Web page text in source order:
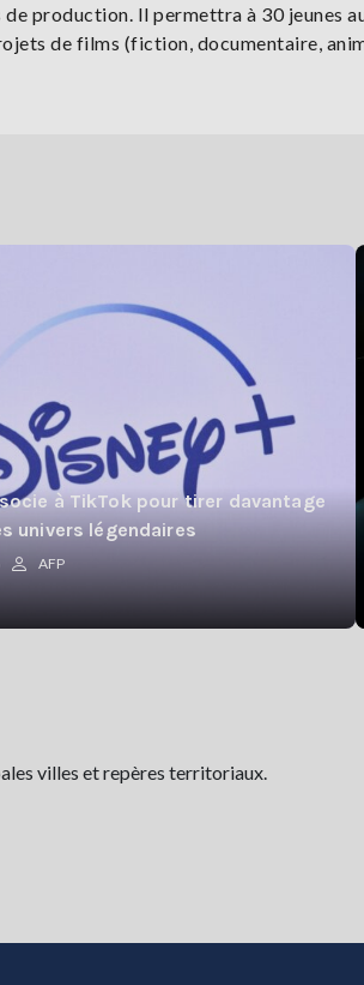
production. Il permettra à 30 jeunes
de films (fiction, documentaire,
à TikTok pour tirer davantage
univers légendaires
AFP
villes et repères territoriaux.